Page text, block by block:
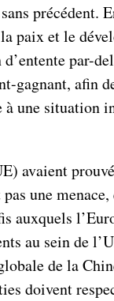
précédent.
paix et le
par-
gagnant, afin
à une situation
avaient
une
auxquels
au sein de
de la
doivent